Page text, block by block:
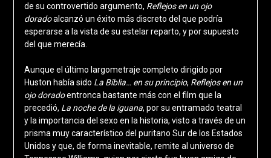
de su controvertido argumento, Reflejos en un ojo
doradoalcanzó un éxito más discreto del que podría
esperarse a la vista de su estelar reparto, y por supuesto
del que merecía.
Aunque el último largometraje completo dirigido por
Huston había sido La Biblia… en su principio, Reflejos en un
ojo doradoentronca bastante más con el film que la
precedió, La noche de la iguana, por su entramado teatral
y la importancia del sexo en la historia, visto a través de un
prisma muy característico del puritano Sur de los Estados
Unidos y que, de forma inevitable, remite al universo de